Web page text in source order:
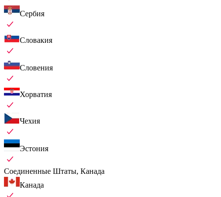
Сербия
Словакия
Словения
Хорватия
Чехия
Эстония
Соединенные Штаты, Канада
Канада